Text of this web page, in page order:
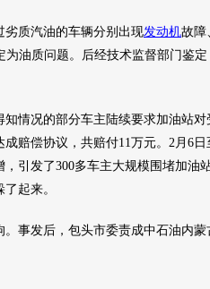
质汽油的车辆分别出现发动机故障
为油质问题。后经技术监督部门鉴
情况的部分车主陆续要求加油站对
赔偿协议，共赔付11万元。2月6
引发了300多车主大规模围堵加油
起来。
发后，包头市委责成中石油内蒙